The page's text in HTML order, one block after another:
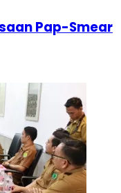
Pap-Smear